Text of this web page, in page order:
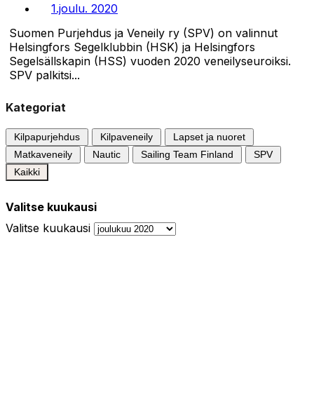
1.joulu. 2020
Suomen Purjehdus ja Veneily ry (SPV) on valinnut
Helsingfors Segelklubbin (HSK) ja Helsingfors
Segelsällskapin (HSS) vuoden 2020 veneilyseuroiksi.
SPV palkitsi...
Kategoriat
Kilpapurjehdus Kilpaveneily
Lapset ja nuoret
Matkaveneily
Nautic Sailing Team Finland
SPV
Kaikki
Valitse kuukausi
Valitse kuukausi